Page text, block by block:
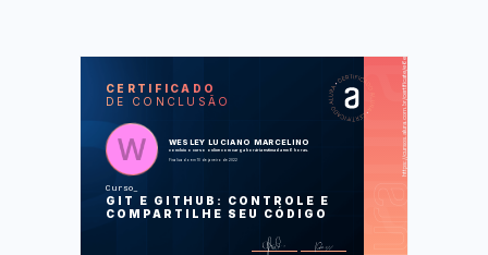
CERTIFICADO
DE CONCLUSÃO
WESLEY LUCIANO MARCELINO
concluiu o curso online com carga horária estimada em 6 horas.
Finalizado em 10 de janeiro de 2022
Curso
GIT E GITHUB: CONTROLE E
COMPARTILHE SEU CÓDIGO
https://cursos.alura.com.br/certificate/e6ec75f9-0be7-4727-97c6-aab52f2ea09b
LAS
O que é Git?
Iniciando os trabalhos
Trabalhando em equipe
Manipulando as versões